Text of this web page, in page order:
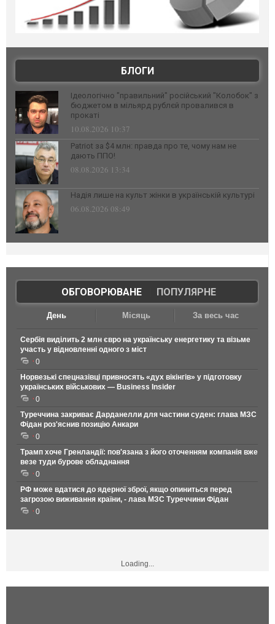
БЛОГИ
Ідеологічно "правильний" російський "Колобок" з
бюджетом в мільярд рублєй провалився в
прокаті
10.08.2026 10:37
Patriot за $4 млн: правда про те, чому нам не
дають ППО!
08.08.2026 13:34
Надія лише на культ жінки в українській культурі
06.08.2026 08:49
ОБГОВОРЮВАНЕ| ПОПУЛЯРНЕ
День Місяць За весь час
Сербія виділить 2 млн євро на українську енергетику та візьме
участь у відновленні одного з міст
0
Норвезькі спецназівці привносять «дух вікінгів» у підготовку
українських військових — Business Insider
0
Туреччина закриває Дарданелли для частини суден: глава МЗС
Фідан роз'яснив позицію Анкари
0
Трамп хоче Гренландії: пов'язана з його оточенням компанія вже
везе туди бурове обладнання
0
РФ може вдатися до ядерної зброї, якщо опиниться перед
загрозою виживання країни, - лава МЗС Туреччини Фідан
0
Loading...